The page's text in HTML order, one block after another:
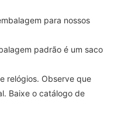
para nossos
padrão é um saco
relógios. Observe que
Baixe o catálogo de